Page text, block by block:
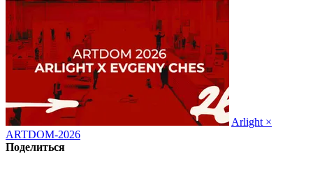
Arlight ×
ARTDOM-2026
Поделиться